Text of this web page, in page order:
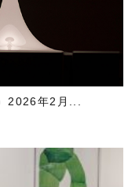
2026年2月...